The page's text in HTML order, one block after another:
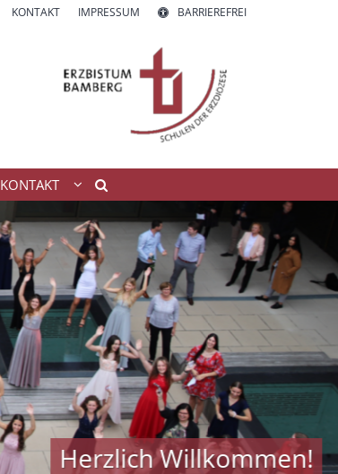
KONTAKT IMPRESSUM BARRIEREFREI
KONTAKT
Herzlich Willkommen!